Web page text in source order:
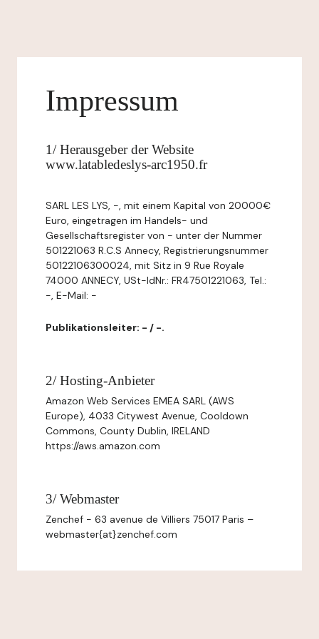
Impressum
1/ Herausgeber der Website
www.latabledeslys-arc1950.fr
SARL LES LYS, -, mit einem Kapital von 20000€
Euro, eingetragen im Handels- und
Gesellschaftsregister von - unter der Nummer
501221063 R.C.S Annecy, Registrierungsnummer
50122106300024, mit Sitz in 9 Rue Royale
74000 ANNECY, USt-IdNr.: FR47501221063, Tel.:
-, E-Mail: -
Publikationsleiter: - / -.
2/ Hosting-Anbieter
Amazon Web Services EMEA SARL (AWS
Europe), 4033 Citywest Avenue, Cooldown
Commons, County Dublin, IRELAND
https://aws.amazon.com
3/ Webmaster
Zenchef - 63 avenue de Villiers 75017 Paris –
webmaster{at}zenchef.com